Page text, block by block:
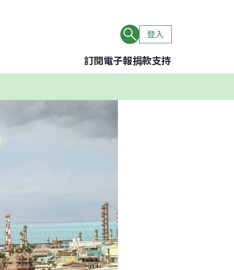
登入
訂閱電子報捐款支持